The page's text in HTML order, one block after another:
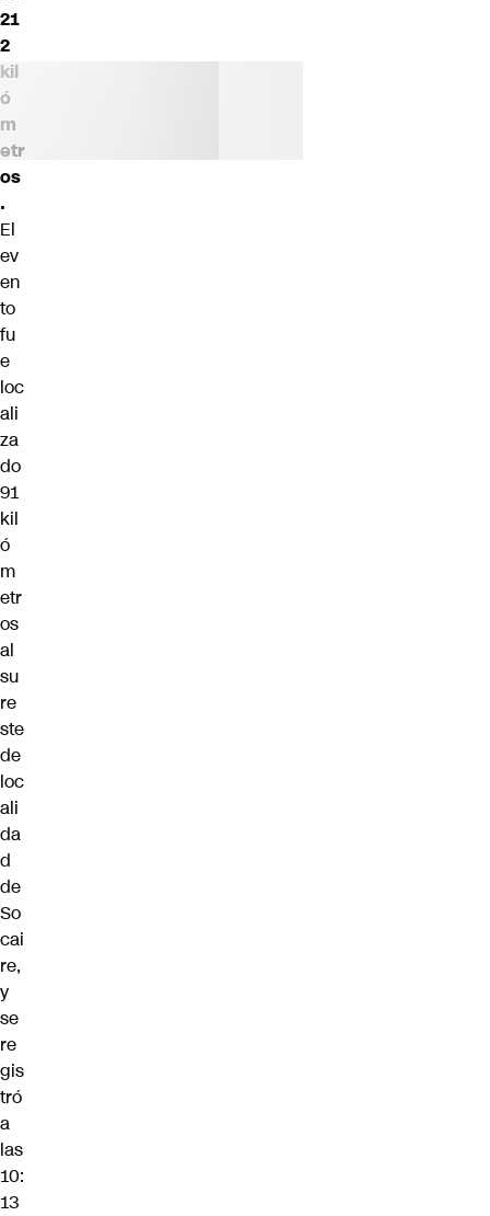
21
2
kil
ó
m
etr
os
.
El
ev
en
to
fu
e
loc
ali
za
do
91
kil
ó
m
etr
os
al
su
re
ste
de
loc
ali
da
d
de
So
cai
re,
y
se
re
gis
tró
a
las
10:
13